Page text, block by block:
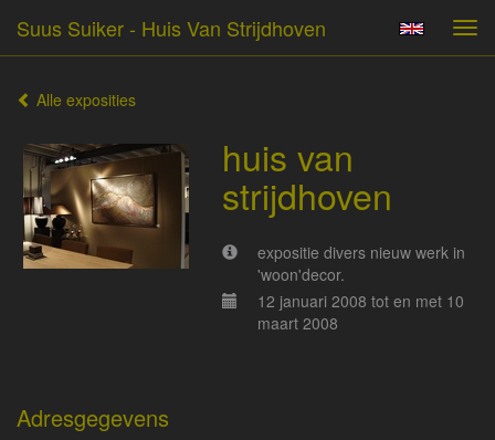
Suus Suiker - Huis Van Strijdhoven
Alle exposities
huis van
strijdhoven
expositie divers nieuw werk in
'woon'decor.
12 januari 2008 tot en met 10
maart 2008
Adresgegevens